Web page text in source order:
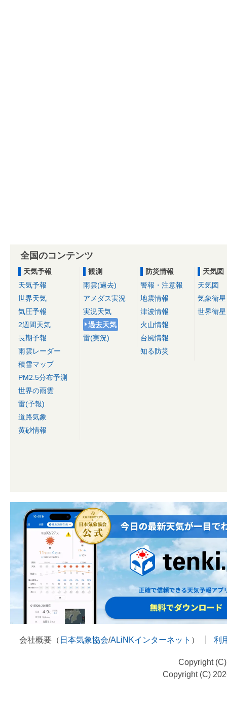
全国のコンテンツ
天気予報
天気予報
世界天気
気圧予報
2週間天気
長期予報
雨雲レーダー
積雪マップ
PM2.5分布予測
世界の雨雲
雷(予報)
道路気象
黄砂情報
観測
雨雲(過去)
アメダス実況
実況天気
過去天気
雷(実況)
防災情報
警報・注意報
地震情報
津波情報
火山情報
台風情報
知る防災
天気図
天気図
気象衛星
世界衛星
会社概要（ 日本気象協会/ALiNKインターネット ） 利
Copyright
Copyright (C)